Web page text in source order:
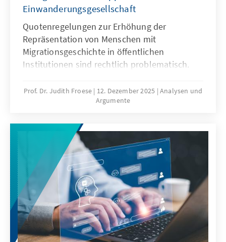
Einwanderungsgesellschaft
Quotenregelungen zur Erhöhung der
Repräsentation von Menschen mit
Migrationsgeschichte in öffentlichen
Institutionen sind rechtlich problematisch.
nach Herkunft. Für Quoten zugunsten von
Menschen mit Migrationsgeschichte fehlt eine
zeigt: Sonderregelungen für neu
eingewanderte Menschen sind nur zu Beginn
sinnvoll. Später besteht die herausfordernde
Aufgabe der Abgrenzung der Gruppe.
Prof. Dr. Judith Froese 12. Dezember 2025 Analysen und
Argumente